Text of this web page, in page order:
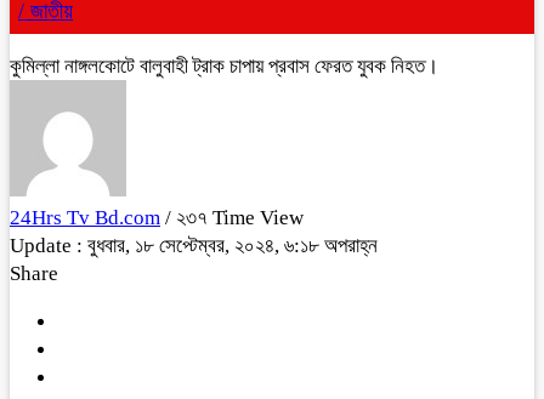
/ জাতীয়
কুমিল্লা নাঙ্গলকোটে বালুবাহী ট্রাক চাপায় প্রবাস ফেরত যুবক নিহত।
24Hrs Tv Bd.com / ২৩৭ Time View
Update : বুধবার, ১৮ সেপ্টেম্বর, ২০২৪, ৬:১৮ অপরাহ্ন
Share